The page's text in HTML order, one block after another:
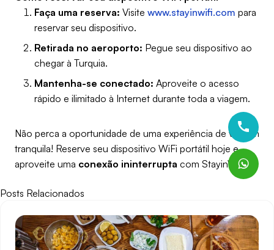
Faça uma reserva: Visite www.stayinwifi.com para
reservar seu dispositivo.
Retirada no aeroporto: Pegue seu dispositivo ao
chegar à Turquia.
Mantenha-se conectado: Aproveite o acesso
rápido e ilimitado à Internet durante toda a viagem.
Não perca a oportunidade de uma experiência de viagem
tranquila! Reserve seu dispositivo WiFi portátil hoje e
aproveite uma conexão ininterrupta com StayinWifi.
Posts Relacionados